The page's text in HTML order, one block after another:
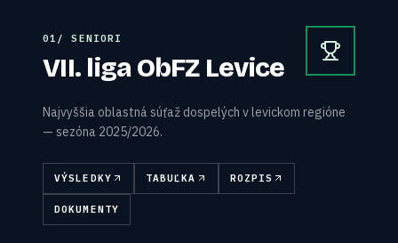
01 /SENIORI
VII. liga ObFZ Levice
Najvyššia oblastná súťaž dospelých v levickom regióne
— sezóna 2025/2026.
VÝSLEDKY TABUĽKA ROZPIS
DOKUMENTY